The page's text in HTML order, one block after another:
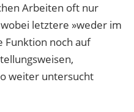
Arbeiten oft nur
letztere »weder im
Funktion noch auf
weiter untersucht